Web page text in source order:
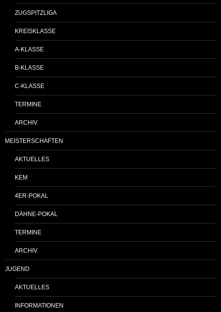
ZUGSPITZLIGA
KREISKLASSE
A-KLASSE
B-KLASSE
C-KLASSE
TERMINE
ARCHIV
MEISTERSCHAFTEN
AKTUELLES
KEM
4ER-POKAL
DÄHNE-POKAL
TERMINE
ARCHIV
JUGEND
AKTUELLES
INFORMATIONEN